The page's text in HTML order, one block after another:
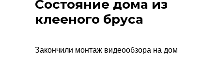
Закончили монтаж видеообзора на дом
Состояние дома из
клееного бруса